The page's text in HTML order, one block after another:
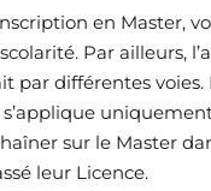
en Master,
Par ailleurs,
par différentes voies.
sur le Master
leur Licence.